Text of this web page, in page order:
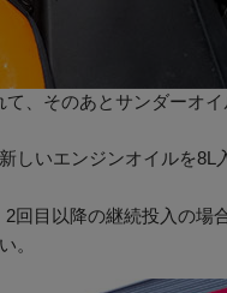
、そのあとサンダーオ
いエンジンオイルを
目以降の継続投入の場
。